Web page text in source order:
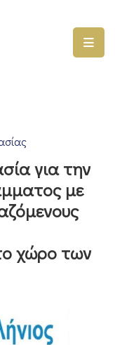
για την
με
χώρο των